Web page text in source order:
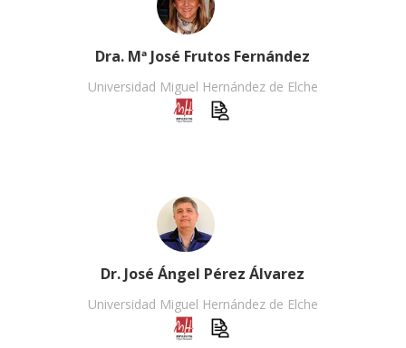
Dra. Mª José Frutos Fernández
Universidad Miguel Hernández de Elche
Dr. José Ángel Pérez Álvarez
Universidad Miguel Hernández de Elche